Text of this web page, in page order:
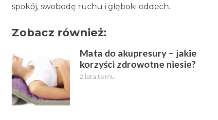
spokój, swobodę ruchu i głęboki oddech.
Zobacz również:
Mata do akupresury – jakie
korzyści zdrowotne niesie?
2 lata temu